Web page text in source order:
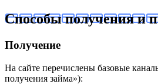
Способы получения и
Получение
На сайте перечислены базовые
получения займа»):